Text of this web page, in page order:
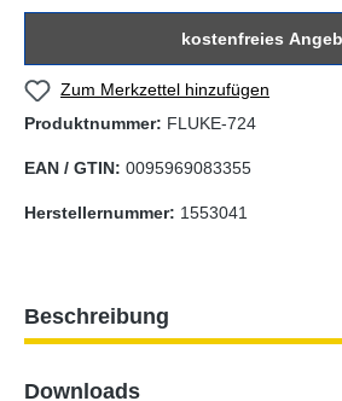
kostenfreies
Zum Merkzettel hinzufügen
Produktnummer: FLUKE-724
EAN / GTIN: 0095969083355
Herstellernummer: 1553041
Beschreibung
Downloads